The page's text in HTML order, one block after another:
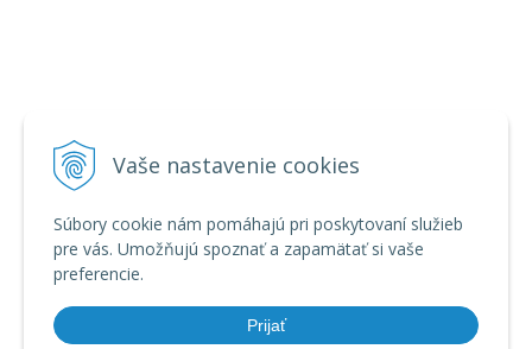
Vaše nastavenie cookies
Súbory cookie nám pomáhajú pri poskytovaní služieb
pre vás. Umožňujú spoznať a zapamätať si vaše
preferencie.
Prijať